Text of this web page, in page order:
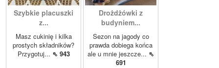
Szybkie placuszki
z...
Masz cukinię i kilka
prostych składników?
Przygotuj... ⇖ 943
Drożdżówki z
budyniem...
Sezon na jagody co
prawda dobiega końca
ale u mnie jeszcze... ⇖
691